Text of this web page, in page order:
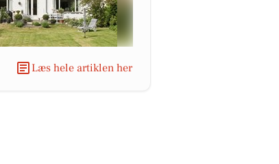
Læs hele artiklen her